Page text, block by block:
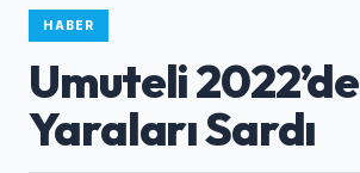
HABER
Umuteli 2022’de
Yaraları Sardı